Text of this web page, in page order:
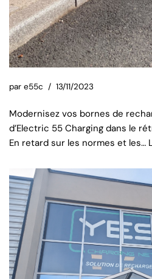
par e55c 13/11/2023
Modernisez vos bornes de
d’Electric 55 Charging dans le
En retard sur les normes et les…